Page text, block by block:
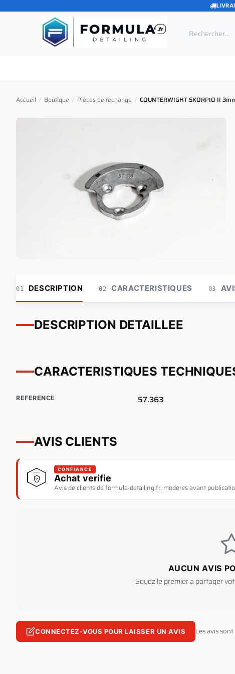
SE RENDRE AU CONTENU
Accueil / Boutique / Pièces de rechange / COUNTERWIGHT SKORPIO II
01 DESCRIPTION 02 CARACTERISTIQUES 03
DESCRIPTION DETAILLEE
CARACTERISTIQUES
REFERENCE 57.363
AVIS CLIENTS
CONFIANCE
Achat verifie
Avis de clients de formula-detailing.fr, moderes avant
AUCUN AVIS
Soyez le premier a partager
CONNECTEZ-VOUS POUR LAISSER UN AVIS Les avis